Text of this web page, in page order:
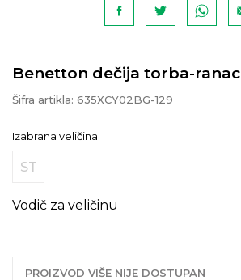
Benetton dečija torba-ranac
Šifra artikla: 635XCY02BG-129
Izabrana veličina:
ST
Vodič za veličinu
PROIZVOD VIŠE NIJE DOSTUPAN